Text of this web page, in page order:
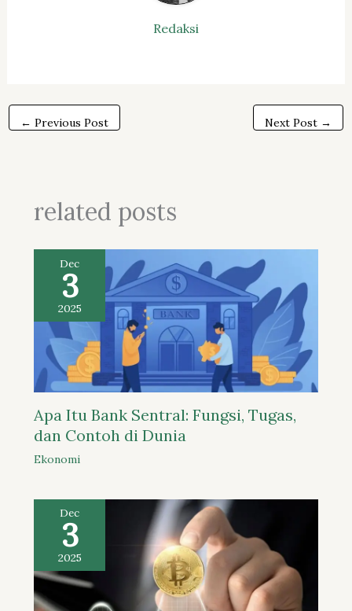
Redaksi
← Previous Post Next Post →
related posts
Dec
3
2025
Apa Itu Bank Sentral: Fungsi, Tugas,
dan Contoh di Dunia
Ekonomi
Dec
3
2025